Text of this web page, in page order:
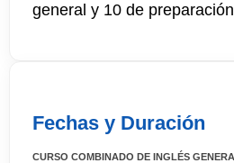
general y 10 de
Fechas y Duración
CURSO COMBINADO DE INGLÉS